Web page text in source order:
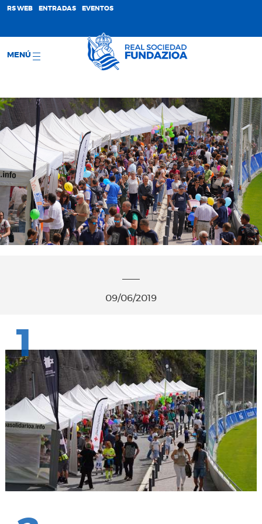
RS WEB ENTRADAS EVENTOS
MENÚ
09/06/2019
1